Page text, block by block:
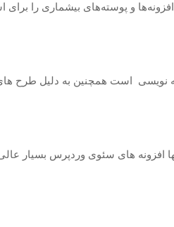
و پوسته‌های بیشماری را برای
نویسی است همچنین به دلیل طرح
افزونه های سئوی وردپرس بسیار